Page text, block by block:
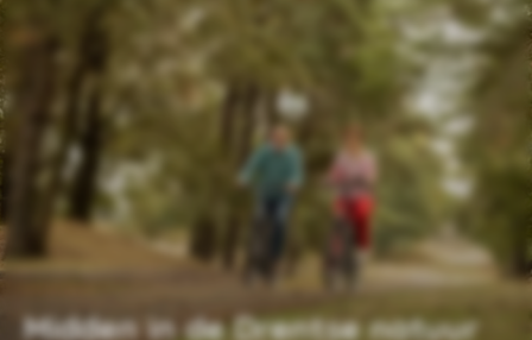
Midden in de Drentse natuur